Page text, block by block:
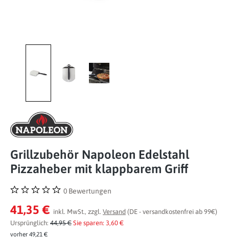
Grillzubehör Napoleon Edelstahl
Pizzaheber mit klappbarem Griff
Durchschnittliche Bewertung von 0 von 5 Sternen
0 Bewertungen
41,35 € inkl. MwSt., zzgl. Versand (DE - versandkostenfrei ab 99€)
Ursprünglich: 44,95 € Sie sparen: 3,60 €
vorher 49,21 €